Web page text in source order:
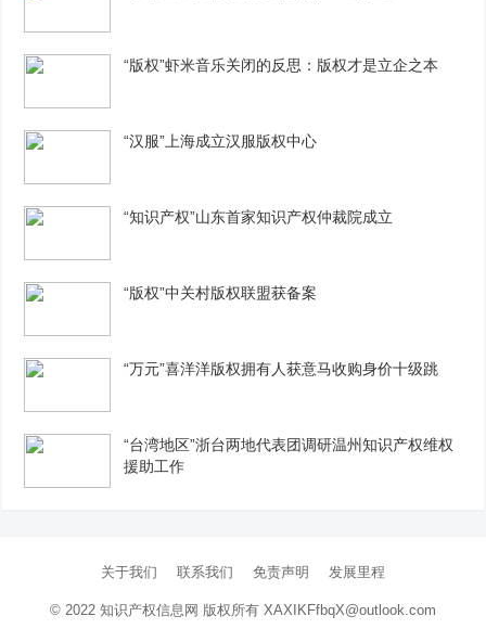
“版权”虾米音乐关闭的反思：版权才是立企之本
“汉服”上海成立汉服版权中心
“知识产权”山东首家知识产权仲裁院成立
“版权”中关村版权联盟获备案
“万元”喜洋洋版权拥有人获意马收购身价十级跳
“台湾地区”浙台两地代表团调研温州知识产权维权
援助工作
关于我们 联系我们 免责声明 发展里程
© 2022 知识产权信息网 版权所有 XAXIKFfbqX@outlook.com